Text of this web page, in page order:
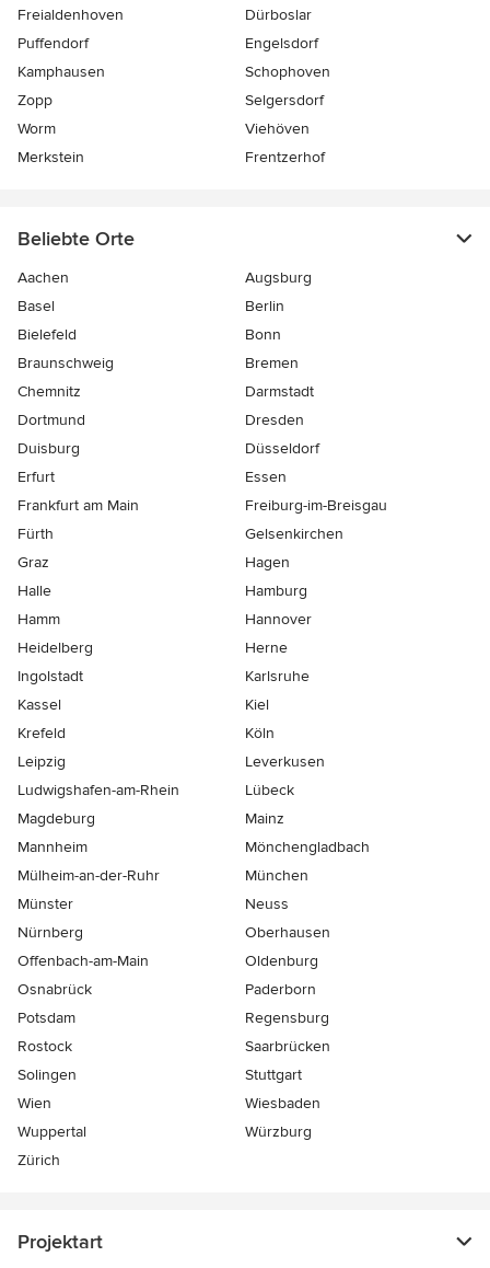
Freialdenhoven
Dürboslar
Puffendorf
Engelsdorf
Kamphausen
Schophoven
Zopp
Selgersdorf
Worm
Viehöven
Merkstein
Frentzerhof
Beliebte Orte
Aachen
Augsburg
Basel
Berlin
Bielefeld
Bonn
Braunschweig
Bremen
Chemnitz
Darmstadt
Dortmund
Dresden
Duisburg
Düsseldorf
Erfurt
Essen
Frankfurt am Main
Freiburg-im-Breisgau
Fürth
Gelsenkirchen
Graz
Hagen
Halle
Hamburg
Hamm
Hannover
Heidelberg
Herne
Ingolstadt
Karlsruhe
Kassel
Kiel
Krefeld
Köln
Leipzig
Leverkusen
Ludwigshafen-am-Rhein
Lübeck
Magdeburg
Mainz
Mannheim
Mönchen­gladbach
Mülheim-an-der-Ruhr
München
Münster
Neuss
Nürnberg
Oberhausen
Offenbach-am-Main
Oldenburg
Osnabrück
Paderborn
Potsdam
Regensburg
Rostock
Saarbrücken
Solingen
Stuttgart
Wien
Wiesbaden
Wuppertal
Würzburg
Zürich
Projektart